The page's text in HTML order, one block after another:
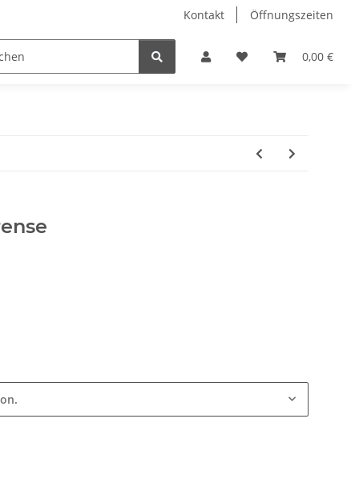
Kontakt Öffnungszeiten
0,00 €
Hobby Horse Dienstleistungen Geschenkartikel &